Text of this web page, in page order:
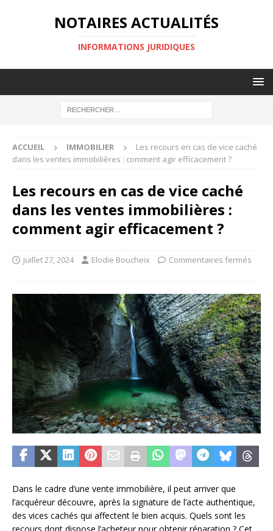
NOTAIRES ACTUALITÉS
INFORMATIONS JURIDIQUES
ACCUEIL IMMOBILIER
Les recours en cas de vice caché
dans les ventes immobilières : comment agir efficacement ?
Les recours en cas de vice caché
dans les ventes immobilières :
comment agir efficacement ?
juillet 27, 2024 Elodie Boucheix Commentaires fermés
Dans le cadre d’une vente immobilière, il peut arriver que
l’acquéreur découvre, après la signature de l’acte authentique,
des vices cachés qui affectent le bien acquis. Quels sont les